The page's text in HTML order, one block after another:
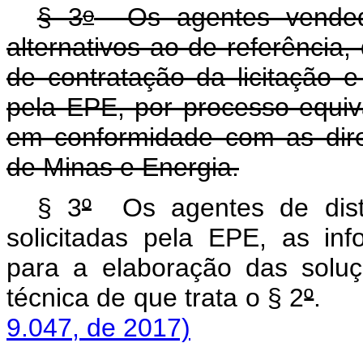
§ 3oOs agentes
alternativos ao de
de contratação da licitação
pela EPE, por processo
em conformidade com as
de Minas e Energia.
§ 3ºOs agentes de
solicitadas pela EPE, as
para a elaboração das
técnica de que trata o § 2º
9.047, de 2017)